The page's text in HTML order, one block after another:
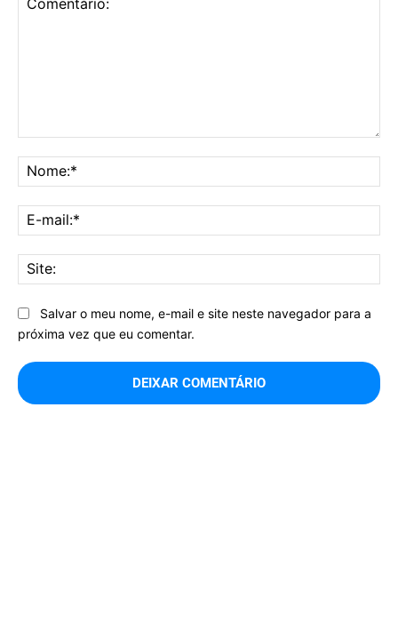
Salvar o meu nome, e-mail e site neste navegador para a
próxima vez que eu comentar.